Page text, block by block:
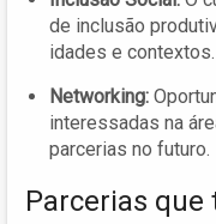
de inclusão
idades e contextos.
Networking:
interessadas na
parcerias no futuro.
Parcerias